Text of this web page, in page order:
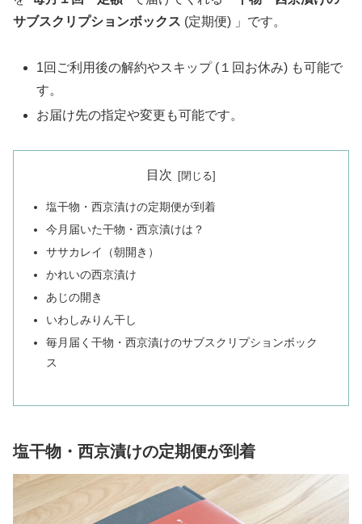
サブスクリプションボックス (定期便) 」です。
1回ご利用後の解約やスキップ (１回お休み) も可能で
す。
お届け先の指定や変更も可能です。
目次
塩干物・西京漬けの定期便が到着
今月届いた干物・西京漬けは？
ササカレイ（朝開き）
かれいの西京漬け
あじの開き
いわしみりん干し
毎月届く干物・西京漬けのサブスクリプションボック
ス
塩干物・西京漬けの定期便が到着